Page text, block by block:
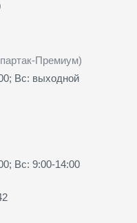
Премиум)
Вс: выходной
Вс: 9:00-14:00